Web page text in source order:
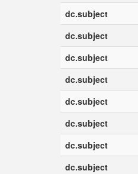
dc.subject
dc.subject
dc.subject
dc.subject
dc.subject
dc.subject
dc.subject
dc.subject